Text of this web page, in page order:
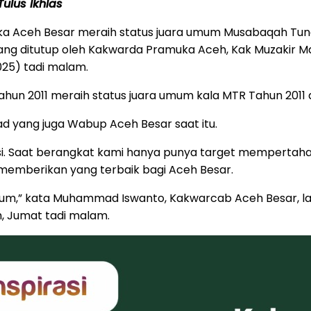
Ikhlas
Aceh Besar meraih status juara umum Musabaqah
ditutup oleh Kakwarda Pramuka Aceh, Kak Muzakir
tadi malam.
2011 meraih status juara umum kala MTR Tahun
yang juga Wabup Aceh Besar saat itu.
Saat berangkat kami hanya punya target
yang terbaik bagi Aceh Besar.
kata Muhammad Iswanto, Kakwarcab Aceh Besar,
Jumat tadi malam.